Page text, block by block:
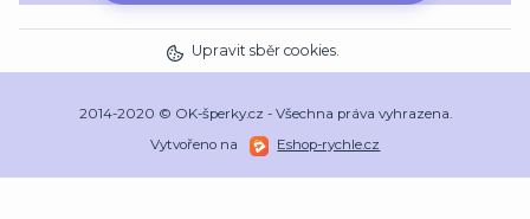
Upravit sběr cookies.
2014-2020 © OK-šperky.cz - Všechna práva vyhrazena.
Vytvořeno na
Eshop-rychle.cz